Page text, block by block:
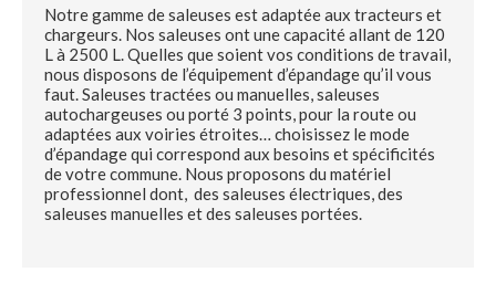
Notre gamme de saleuses est adaptée aux tracteurs et
chargeurs. Nos saleuses ont une capacité allant de 120
L à 2500 L. Quelles que soient vos conditions de travail,
nous disposons de l’équipement d’épandage qu’il vous
faut. Saleuses tractées ou manuelles, saleuses
autochargeuses ou porté 3 points, pour la route ou
adaptées aux voiries étroites… choisissez le mode
d’épandage qui correspond aux besoins et spécificités
de votre commune. Nous proposons du matériel
professionnel dont, des saleuses électriques, des
saleuses manuelles et des saleuses portées.